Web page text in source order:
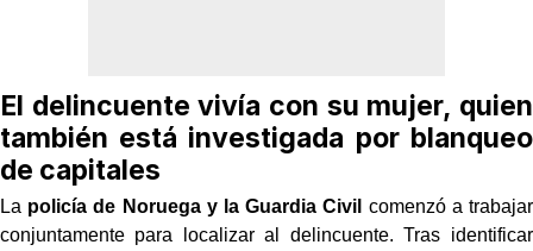
El delincuente vivía con su mujer, quien
también está investigada por blanqueo
de capitales
La policía de Noruega y la Guardia Civil comenzó a trabajar
conjuntamente para localizar al delincuente. Tras identificar